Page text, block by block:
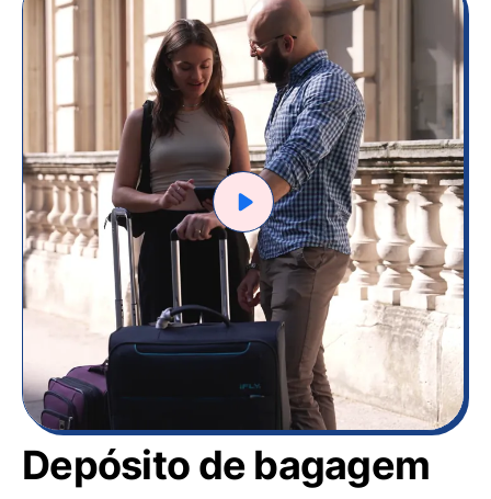
Depósito de bagagem